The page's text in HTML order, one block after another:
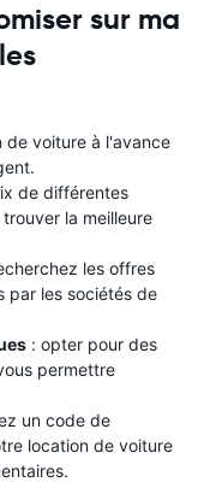
sur ma
de voiture à l'avance
de différentes
la meilleure
les offres
par les sociétés de
: opter pour des
permettre
un code de
location de voiture